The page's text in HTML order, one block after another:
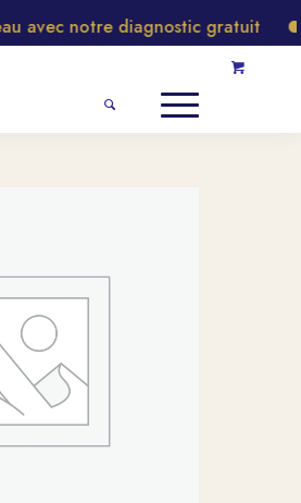
avec notre diagnostic gratuit